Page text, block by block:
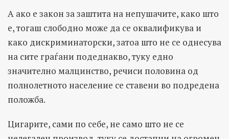
А ако е закон за заштита на непушачите, како што
е, тогаш слободно може да се оквалификува и
како дискриминаторски, затоа што не се однесува
на сите граѓани подеднакво, туку едно
значително малцинство, речиси половина од
полнолетното население се ставени во подредена
положба.
Цигарите, сами по себе, не само што не се